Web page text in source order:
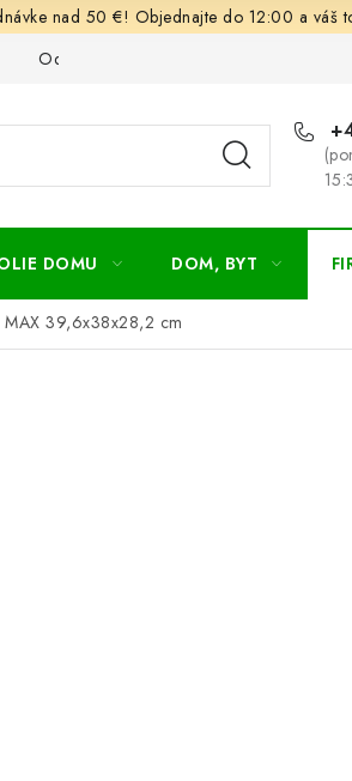
nad 50 €! Objednajte do 12:00 a váš
Odstúpenie od kúpnej zmluvy
DOMU DOM, BYT
MAX 39,6x38x28,2 cm